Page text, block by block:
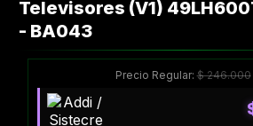
Televisores (V1)
- BA043
Precio Regular:$246.000